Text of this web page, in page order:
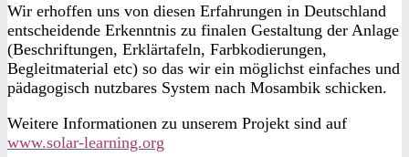
Wir erhoffen uns von diesen Erfahrungen in Deutschland
entscheidende Erkenntnis zu finalen Gestaltung der Anlage
(Beschriftungen, Erklärtafeln, Farbkodierungen,
Begleitmaterial etc) so das wir ein möglichst einfaches und
pädagogisch nutzbares System nach Mosambik schicken.
Weitere Informationen zu unserem Projekt sind auf
www.solar-learning.org